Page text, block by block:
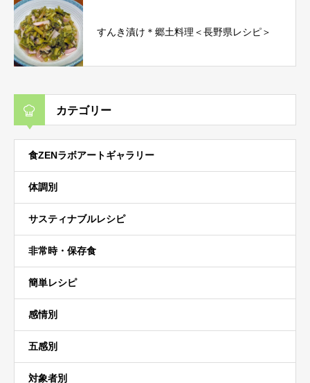
すんき漬け＊郷土料理＜長野県レシピ＞
カテゴリー
食ZENラボアートギャラリー
体調別
サスティナブルレシピ
非常時・保存食
簡単レシピ
感情別
五感別
対象者別